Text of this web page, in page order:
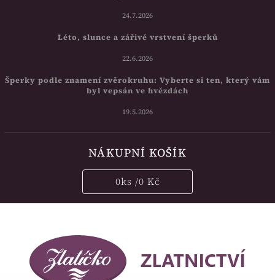
24.7.2026
Léto, slunce a zářivé vrstvení šperků
22.6.2026
Šperky podle znamení zvěrokruhu: Vyberte si ten, který vám
byl vepsán ve hvězdách
19.5.2026
NÁKUPNÍ KOŠÍK
0ks /0 Kč